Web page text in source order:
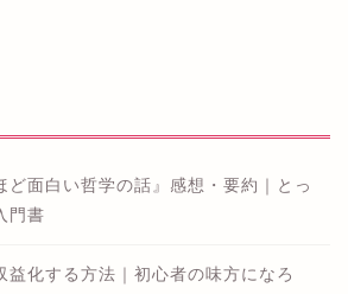
ど面白い哲学の話』感想・要約｜とっ
門書
益化する方法｜初心者の味方になろ